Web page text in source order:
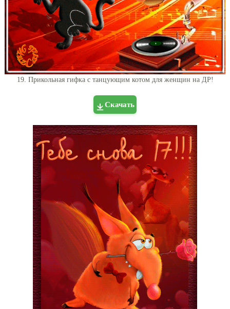
19. Прикольная гифка с танцующим котом для женщин на ДР!
Скачать